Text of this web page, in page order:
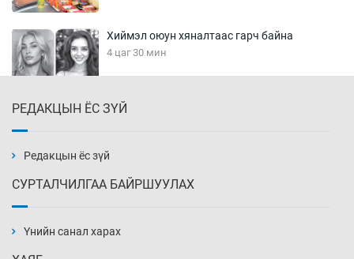
Хиймэл оюун хяналтаас гарч байна
4 цаг 30 мин
5 цаг 0 мин
нэмэгджээ
РЕДАКЦЫН ЁС ЗҮЙ
Редакцын ёс зүй
СУРТАЛЧИЛГАА БАЙРШУУЛАХ
Үнийн санал харах